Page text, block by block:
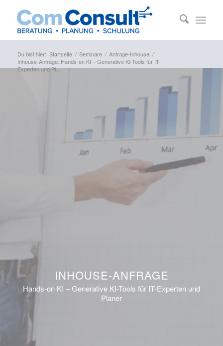
Du bist hier: Startseite / Seminare / Anfrage-Inhouse /
Inhouse-Anfrage: Hands-on KI – Generative KI-Tools für IT-
Experten und Pl...
INHOUSE-ANFRAGE
Hands-on KI – Generative KI-Tools für IT-Experten und
Planer